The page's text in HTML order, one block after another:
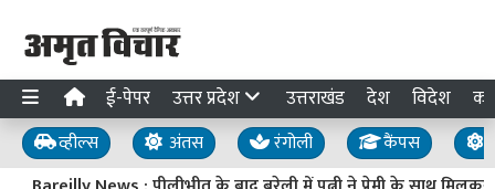
ई-पेपर उत्तर प्रदेश उत्तराखंड देश विदेश
व्हील्स अंतस रंगोली कैंपस